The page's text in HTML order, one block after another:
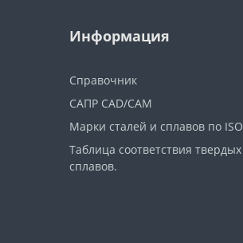
Информация
Справочник
САПР CAD/CAM
Марки сталей и сплавов по ISO
Таблица соответствия твердых
сплавов.